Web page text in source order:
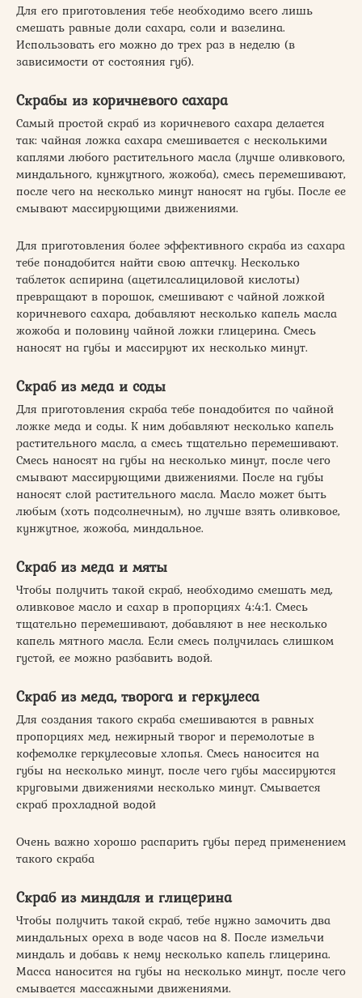
Для его приготовления тебе необходимо всего лишь
смешать равные доли сахара, соли и вазелина.
Использовать его можно до трех раз в неделю (в
зависимости от состояния губ).
Скрабы из коричневого сахара
Самый простой скраб из коричневого сахара делается
так: чайная ложка сахара смешивается с несколькими
каплями любого растительного масла (лучше оливкового,
миндального, кунжутного, жожоба), смесь перемешивают,
после чего на несколько минут наносят на губы. После ее
смывают массирующими движениями.
Для приготовления более эффективного скраба из сахара
тебе понадобится найти свою аптечку. Несколько
таблеток аспирина (ацетилсалициловой кислоты)
превращают в порошок, смешивают с чайной ложкой
коричневого сахара, добавляют несколько капель масла
жожоба и половину чайной ложки глицерина. Смесь
наносят на губы и массируют их несколько минут.
Скраб из меда и соды
Для приготовления скраба тебе понадобится по чайной
ложке меда и соды. К ним добавляют несколько капель
растительного масла, а смесь тщательно перемешивают.
Смесь наносят на губы на несколько минут, после чего
смывают массирующими движениями. После на губы
наносят слой растительного масла. Масло может быть
любым (хоть подсолнечным), но лучше взять оливковое,
кунжутное, жожоба, миндальное.
Скраб из меда и мяты
Чтобы получить такой скраб, необходимо смешать мед,
оливковое масло и сахар в пропорциях 4:4:1. Смесь
тщательно перемешивают, добавляют в нее несколько
капель мятного масла. Если смесь получилась слишком
густой, ее можно разбавить водой.
Скраб из меда, творога и геркулеса
Для создания такого скраба смешиваются в равных
пропорциях мед, нежирный творог и перемолотые в
кофемолке геркулесовые хлопья. Смесь наносится на
губы на несколько минут, после чего губы массируются
круговыми движениями несколько минут. Смывается
скраб прохладной водой
Очень важно хорошо распарить губы перед применением
такого скраба
Скраб из миндаля и глицерина
Чтобы получить такой скраб, тебе нужно замочить два
миндальных ореха в воде часов на 8. После измельчи
миндаль и добавь к нему несколько капель глицерина.
Масса наносится на губы на несколько минут, после чего
смывается массажными движениями.